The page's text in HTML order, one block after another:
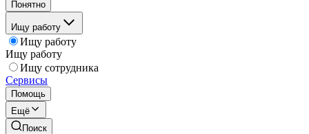
Понятно
Ищу работу
Ищу работу
Ищу работу
Ищу сотрудника
Сервисы
Помощь
Ещё
Поиск